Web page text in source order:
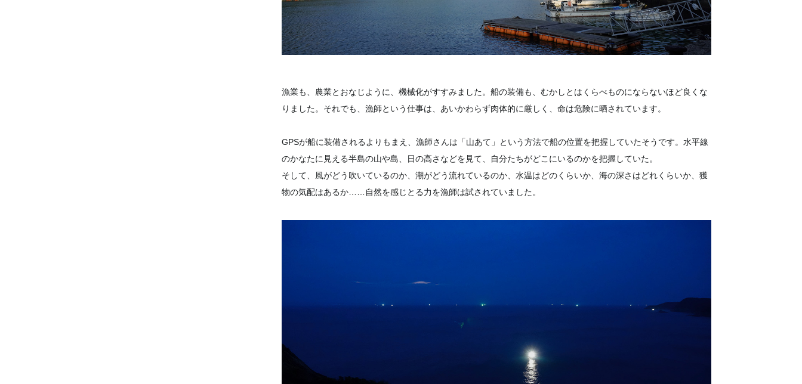
漁業も、農業とおなじように、機械化がすすみました。船の装備も、むかしとはくらべものにならないほど良くな
りました。それでも、漁師という仕事は、あいかわらず肉体的に厳しく、命は危険に晒されています。
GPSが船に装備されるよりもまえ、漁師さんは「山あて」という方法で船の位置を把握していたそうです。水平線
のかなたに見える半島の山や島、日の高さなどを見て、自分たちがどこにいるのかを把握していた。
そして、風がどう吹いているのか、潮がどう流れているのか、水温はどのくらいか、海の深さはどれくらいか、獲
物の気配はあるか……自然を感じとる力を漁師は試されていました。